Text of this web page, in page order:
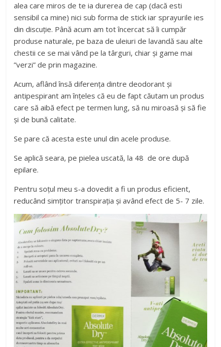
alea care miros de te ia durerea de cap (dacă esti
sensibil ca mine) nici sub forma de stick iar sprayurile ies
din discuție. Până acum am tot încercat să îi cumpăr
produse naturale, pe baza de uleiuri de lavandă sau alte
chestii ce se mai vând pe la târguri, chiar și game mai
”verzi” de prin magazine.
Acum, aflând însă diferența dintre deodorant și
antipespirant am înțeles că eu de fapt căutam un produs
care să aibă efect pe termen lung, să nu miroasă și să fie
și de bună calitate.
Se pare că acesta este unul din acele produse.
Se aplică seara, pe pielea uscată, la 48 de ore după
epilare.
Pentru soțul meu s-a dovedit a fi un produs eficient,
reducând simțitor transpirația și având efect de 5- 7 zile.